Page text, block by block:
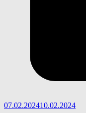
07.02.202410.02.2024